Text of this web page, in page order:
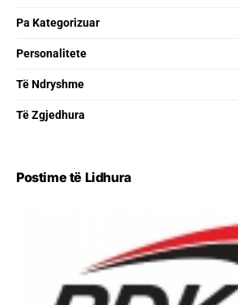
Pa Kategorizuar
Personalitete
Të Ndryshme
Të Zgjedhura
Postime të Lidhura